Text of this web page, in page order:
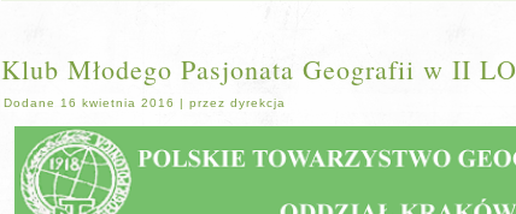
Klub Młodego Pasjonata Geografii w II LO
Dodane 16 kwietnia 2016 | przez dyrekcja